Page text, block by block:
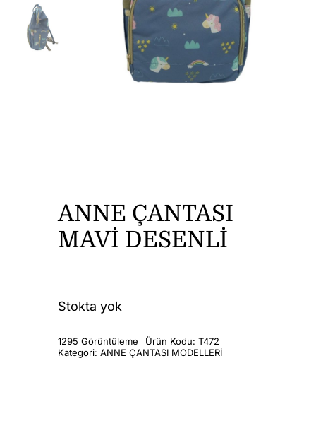
DİĞER ÜRÜNLER
ANNE ÇANTASI
MAVİ DESENLİ
Stokta yok
1295 Görüntüleme Ürün Kodu:T472
Kategori:ANNE ÇANTASI MODELLERİ